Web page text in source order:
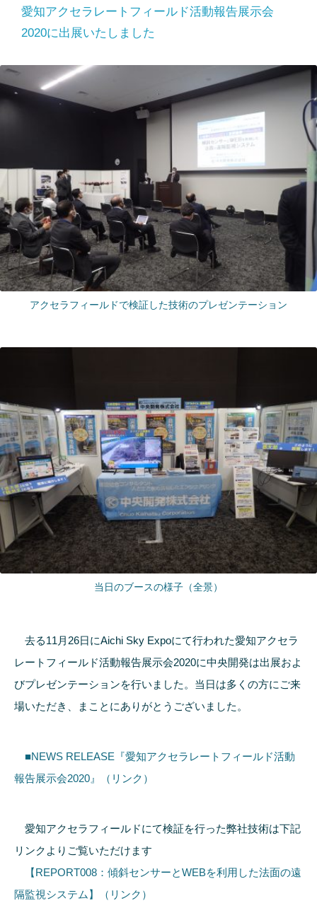
愛知アクセラレートフィールド活動報告展示会
2020に出展いたしました
アクセラフィールドで検証した技術のプレゼンテーション
当日のブースの様子（全景）
去る11月26日にAichi Sky Expoにて行われた愛知アクセラ
レートフィールド活動報告展示会2020に中央開発は出展およ
びプレゼンテーションを行いました。当日は多くの方にご来
場いただき、まことにありがとうございました。
■NEWS RELEASE『愛知アクセラレートフィールド活動
報告展示会2020』（リンク）
愛知アクセラフィールドにて検証を行った弊社技術は下記
リンクよりご覧いただけます
【REPORT008：傾斜センサーとWEBを利用した法面の遠
隔監視システム】（リンク）